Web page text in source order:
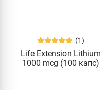
(1)
Life Extension Lithium
1000 mcg (100 капс)